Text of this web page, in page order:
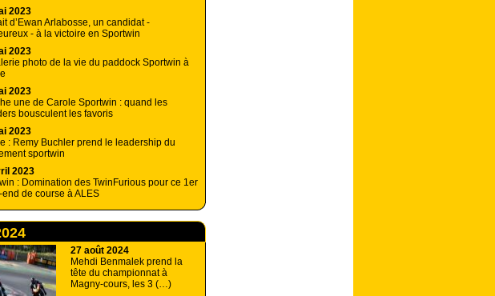
2023
d’Ewan Arlabosse, un candidat -
- à la victoire en Sportwin
2023
photo de la vie du paddock Sportwin à
2023
une de Carole Sportwin : quand les
bousculent les favoris
2023
: Remy Buchler prend le leadership du
sportwin
2023
: Domination des TwinFurious pour ce 1er
de course à ALES
27 août 2024
Mehdi Benmalek prend la
tête du championnat à
Magny-cours, les 3 (…)